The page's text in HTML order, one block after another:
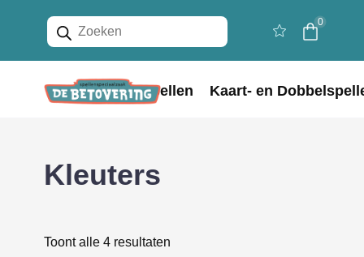
Producten
zoeken
0
Home Bordspellen Kaart- en
Kleuters
Toont alle 4 resultaten